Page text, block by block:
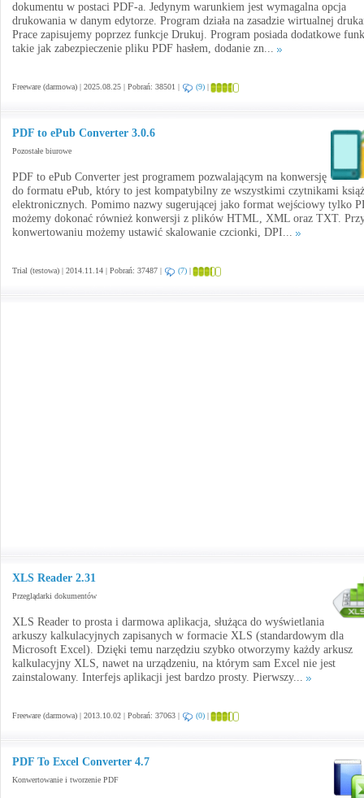
dokumentu w postaci PDF-a. Jedynym warunkiem jest wymagalna opcja
drukowania w danym edytorze. Program działa na zasadzie wirtualnej
Prace zapisujemy poprzez funkcje Drukuj. Program posiada dodatkowe
takie jak zabezpieczenie pliku PDF hasłem, dodanie zn...
Freeware (darmowa) | 2025.08.25 | Pobrań: 38501 | (9) |
PDF to ePub Converter 3.0.6
Pozostałe biurowe
PDF to ePub Converter jest programem pozwalającym na konwersję
do formatu ePub, który to jest kompatybilny ze wszystkimi czytnikami
elektronicznych. Pomimo nazwy sugerującej jako format wejściowy tylko
możemy dokonać również konwersji z plików HTML, XML oraz TXT.
konwertowaniu możemy ustawić skalowanie czcionki, DPI...
Trial (testowa) | 2014.11.14 | Pobrań: 37487 | (7) |
XLS Reader 2.31
Przeglądarki dokumentów
XLS Reader to prosta i darmowa aplikacja, służąca do wyświetlania
arkuszy kalkulacyjnych zapisanych w formacie XLS (standardowym dla
Microsoft Excel). Dzięki temu narzędziu szybko otworzymy każdy arkusz
kalkulacyjny XLS, nawet na urządzeniu, na którym sam Excel nie jest
zainstalowany. Interfejs aplikacji jest bardzo prosty. Pierwszy...
Freeware (darmowa) | 2013.10.02 | Pobrań: 37063 | (0) |
PDF To Excel Converter 4.7
Konwertowanie i tworzenie PDF